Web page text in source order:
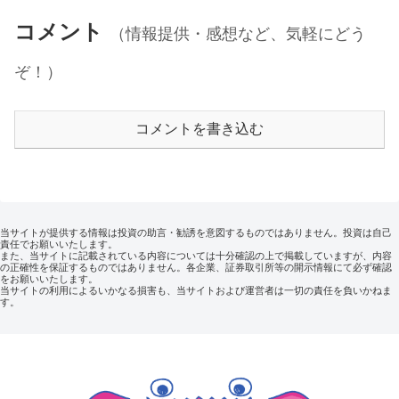
コメント
（情報提供・感想など、気軽にどう
ぞ！）
コメントを書き込む
当サイトが提供する情報は投資の助言・勧誘を意図するものではありません。投資は自己
責任でお願いいたします。
また、当サイトに記載されている内容については十分確認の上で掲載していますが、内容
の正確性を保証するものではありません。各企業、証券取引所等の開示情報にて必ず確認
をお願いいたします。
当サイトの利用によるいかなる損害も、当サイトおよび運営者は一切の責任を負いかねま
す。